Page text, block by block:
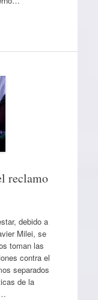
reclamo
debido a
Milei, se
toman las
contra el
separados
de la